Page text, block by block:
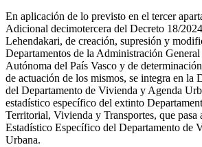
En aplicación de lo previsto en el tercer
Adicional decimotercera del Decreto 18/
Lehendakari, de creación, supresión y
Departamentos de la Administración
Autónoma del País Vasco y de
de actuación de los mismos, se integra en la
del Departamento de Vivienda y Agenda
estadístico específico del extinto
Territorial, Vivienda y Transportes, que pasa
Estadístico Específico del Departamento de
Urbana.